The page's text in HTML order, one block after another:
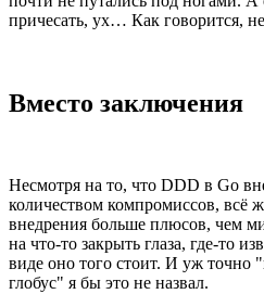
причесать, ух… Как говорится,
Вместо заключения
Несмотря на то, что DDD в Go
количеством компромиссов, всё
внедрения больше плюсов, чем
на что-то закрыть глаза, где-то
виде оно того стоит. И уж точно
глобус" я бы это не назвал.